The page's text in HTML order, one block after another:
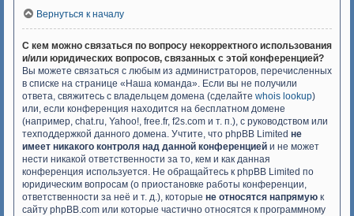
Вернуться к началу
С кем можно связаться по вопросу некорректного использования
и/или юридических вопросов, связанных с этой конференцией?
Вы можете связаться с любым из администраторов, перечисленных
в списке на странице «Наша команда». Если вы не получили
ответа, свяжитесь с владельцем домена (сделайте whois lookup)
или, если конференция находится на бесплатном домене
(например, chat.ru, Yahoo!, free.fr, f2s.com и т. п.), с руководством или
техподдержкой данного домена. Учтите, что phpBB Limited не
имеет никакого контроля над данной конференцией и не может
нести никакой ответственности за то, кем и как данная
конференция используется. Не обращайтесь к phpBB Limited по
юридическим вопросам (о приостановке работы конференции,
ответственности за неё и т. д.), которые не относятся напрямую к
сайту phpBB.com или которые частично относятся к программному